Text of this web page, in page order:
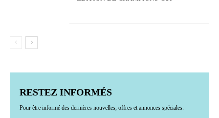
RESTEZ INFORMÉS
Pour être informé des dernières nouvelles, offres et annonces spéciales.